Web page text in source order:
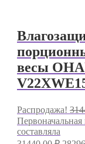
весы
Распродажа!
Первоначальная
составляла